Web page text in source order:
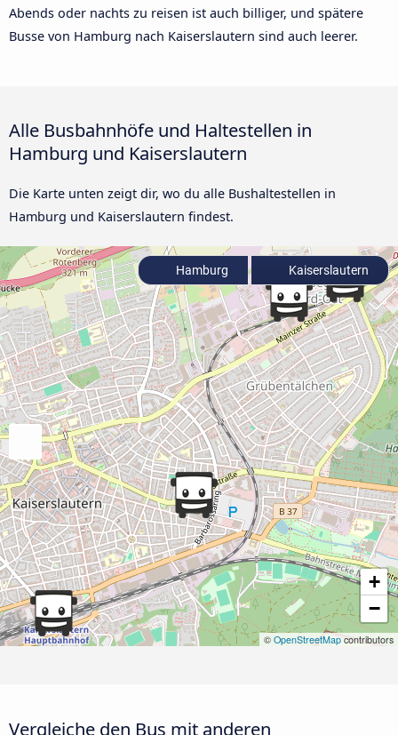
Abends oder nachts zu reisen ist auch billiger, und spätere
Busse von Hamburg nach Kaiserslautern sind auch leerer.
Alle Busbahnhöfe und Haltestellen in
Hamburg und Kaiserslautern
Die Karte unten zeigt dir, wo du alle Bushaltestellen in
Hamburg und Kaiserslautern findest.
+
−
© OpenStreetMapcontributors
Hamburg Kaiserslautern
Vergleiche den Bus mit anderen